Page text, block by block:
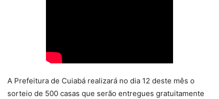
A Prefeitura de Cuiabá realizará no dia 12 deste mês o
sorteio de 500 casas que serão entregues gratuitamente